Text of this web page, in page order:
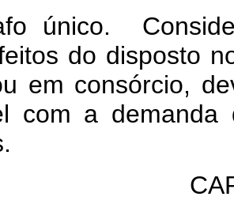
único.
do disposto
em consórcio,
com a demanda